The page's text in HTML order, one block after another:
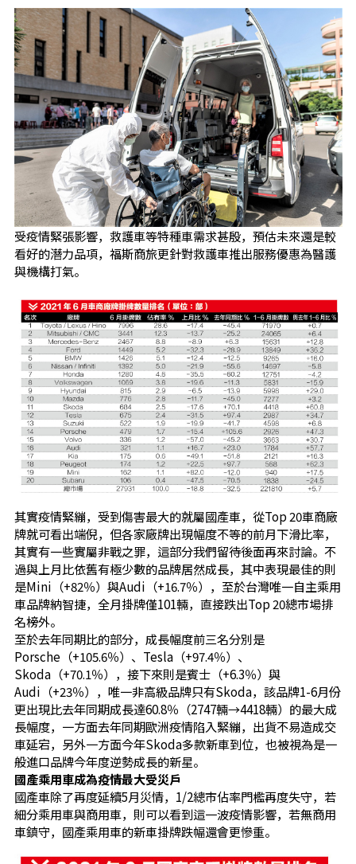
受疫情緊張影響，救護車等特種車需求甚殷，預估未來還是較
看好的潛力品項，福斯商旅更針對救護車推出服務優惠為醫護
與機構打氣。
其實疫情緊繃，受到傷害最大的就屬國產車，從Top 20車商廠
牌就可看出端倪，但各家廠牌出現幅度不等的前月下滑比率，
其實有一些實屬非戰之罪，這部分我們留待後面再來討論。不
過與上月比依舊有極少數的品牌居然成長，其中表現最佳的則
是Mini（+82％）與Audi（+16.7％），至於台灣唯一自主乘用
車品牌納智捷，全月掛牌僅101輛，直接跌出Top 20總市場排
名榜外。
至於去年同期比的部分，成長幅度前三名分別是
Porsche（+105.6％）、Tesla（+97.4％）、
Skoda（+70.1％），接下來則是賓士（+6.3％）與
Audi（+23％），唯一非高級品牌只有Skoda，該品牌1-6月份
更出現比去年同期成長達60.8％（2747輛→4418輛）的最大成
長幅度，一方面去年同期歐洲疫情陷入緊繃，出貨不易造成交
車延宕，另外一方面今年Skoda多款新車到位，也被視為是一
般進口品牌今年度逆勢成長的新星。
國產乘用車成為疫情最大受災戶
國產車除了再度延續5月災情，1/2總市佔率門檻再度失守，若
細分乘用車與商用車，則可以看到這一波疫情影響，若無商用
車鎮守，國產乘用車的新車掛牌跌幅還會更慘重。